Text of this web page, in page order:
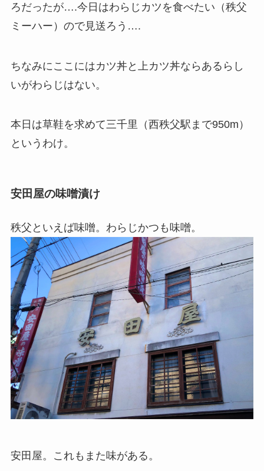
ろだったが….今日はわらじカツを食べたい（秩父
ミーハー）ので見送ろう….
ちなみにここにはカツ丼と上カツ丼ならあるらし
いがわらじはない。
本日は草鞋を求めて三千里（西秩父駅まで950m）
というわけ。
安田屋の味噌漬け
秩父といえば味噌。わらじかつも味噌。
安田屋。これもまた味がある。